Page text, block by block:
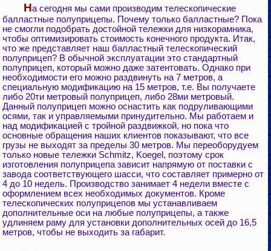
На сегодня мы сами производим телескопические
балластные полуприцепы. Почему только балластные? Пока
не смогли подобрать достойной тележки для низкорамника,
чтобы оптимизировать стоимость конечного продукта. Итак,
что же представляет наш балластный телескопический
полуприцеп? В обычной эксплуатации это стандартный
полуприцеп, который можно даже затентовать. Однако при
необходимости его можно раздвинуть на 7 метров, а
специальную модификацию на 15 метров, т.е. Вы получаете
либо 20ти метровый полуприцеп, либо 28ми метровый.
Данный полуприцеп можно оснастить как подруливающими
осями, так и управляемыми принудительно. Мы работаем и
над модификацией с тройной раздвижкой, но пока что
основные обращения наших клиентов показывают, что все
грузы не выходят за пределы 30 метров. Мы переоборудуем
только новые тележки Schmitz, Koegel, поэтому срок
изготовления полуприцепа зависит напрямую от поставки с
завода соответствующего шасси, что составляет примерно от
4 до 10 недель. Производство занимает 4 недели вместе с
оформлением всех необходимых документов. Кроме
телескопических полуприцепов мы устанавливаем
дополнительные оси на любые полуприцепы, а также
удлиняем раму для установки дополнительных осей до 16,5
метров, чтобы не выходить за габарит.